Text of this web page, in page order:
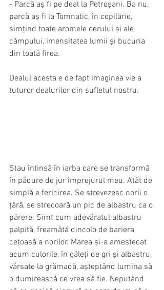
- Parcă aș fi pe deal la Petroșani. Ba nu,
parcă aș fi la Tomnatic, în copilărie,
simțind toate aromele cerului și ale
câmpului, imensitatea lumii și bucuria
din toată firea.
Dealul acesta e de fapt imaginea vie a
tuturor dealurilor din sufletul nostru.
Stau întinsă în iarba care se transformă
în pădure de jur împrejurul meu. Atât de
simplă e fericirea. Se strevezesc norii o
țâră, se strecoară un pic de albastru ca o
părere. Simt cum adevăratul albastru
palpită, freamătă dincolo de bariera
cețoasă a norilor. Marea și-a amestecat
acum culorile, în găleți de gri și albastru,
vărsate la grămadă, așteptând lumina să
o dumirească ce vrea să fie. Neputând